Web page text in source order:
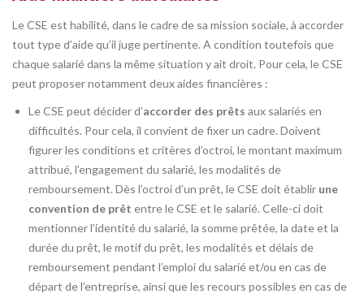
Le CSE est habilité, dans le cadre de sa mission sociale, à accorder
tout type d’aide qu’il juge pertinente. A condition toutefois que
chaque salarié dans la même situation y ait droit. Pour cela, le CSE
peut proposer notamment deux aides financières :
Le CSE peut décider d’accorder des prêts aux salariés en
difficultés. Pour cela, il convient de fixer un cadre. Doivent
figurer les conditions et critères d’octroi, le montant maximum
attribué, l’engagement du salarié, les modalités de
remboursement. Dès l’octroi d’un prêt, le CSE doit établir une
convention de prêt entre le CSE et le salarié. Celle-ci doit
mentionner l’identité du salarié, la somme prêtée, la date et la
durée du prêt, le motif du prêt, les modalités et délais de
remboursement pendant l’emploi du salarié et/ou en cas de
départ de l’entreprise, ainsi que les recours possibles en cas de